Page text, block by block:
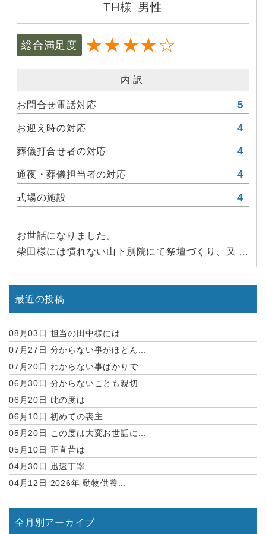
堅苦しいあいさつではなく私らしい言葉で伝えられ
てよい思い出になりました。
細川さん、本当にありがとうございました。細川さ
んの敬語はきいていて気持ちよく、対応もとても勉
食事で、お茶を出していただいた方も、私がゴミを
持ち帰ろうとしたら、すぐに気がついてくれて、ゴ
皆様、細やかな気遣い、ありがとうございました。
やっぱり双葉葬祭だな、ではなく、「さすが双葉葬
TH様 男性
総合満足度 ★★★★☆
内訳
お問合せ電話対応 5
お迎え時の対応 4
葬儀打合せ者の対応 4
通夜・葬儀担当者の対応 4
式場の施設 4
お世話になりました。
柴田様には慣れない山下別院にて祭壇づくり、又 両
鉢で大変御苦労頂き有難うございました。
おかげさまで滞りなく今回に至りました。
又、何かとお世話頂く事がありますかもわかりませ
んが宜しくお願い致します。
最近の投稿
08月03日 担当の田中様には
07月27日 分からない事がほとん...
07月20日 わからない事ばかりで...
06月30日 分からないことも親切...
06月20日 此の度は
06月10日 初めての喪主
05月20日
この度は大変お世話に...
05月10日 正直昔は
04月30日 迅速丁寧
04月12日 2026年 動物供養...
全月別アーカイブ